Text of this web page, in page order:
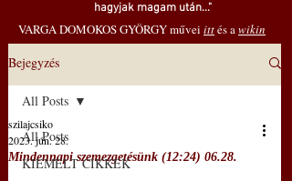
hagyjak magam után..."
VARGA DOMOKOS GYÖRGY művei ittés awikin
Bejegyzés
All Posts
KIEMELT CIKKEK
All Posts
Mindennapi szemezgetésünk (12:24) 06.28.
szilajcsiko
2023. jún. 28.